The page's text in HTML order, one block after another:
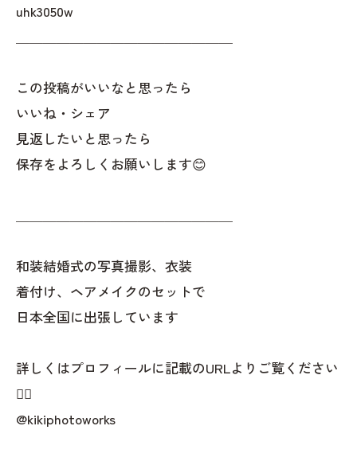
uhk3050w
この投稿がいいなと思ったら
いいね・シェア
見返したいと思ったら
保存をよろしくお願いします😊
和装結婚式の写真撮影、衣装
着付け、ヘアメイクのセットで
日本全国に出張しています
詳しくはプロフィールに記載のURLよりご覧ください
👇🏻
@kikiphotoworks